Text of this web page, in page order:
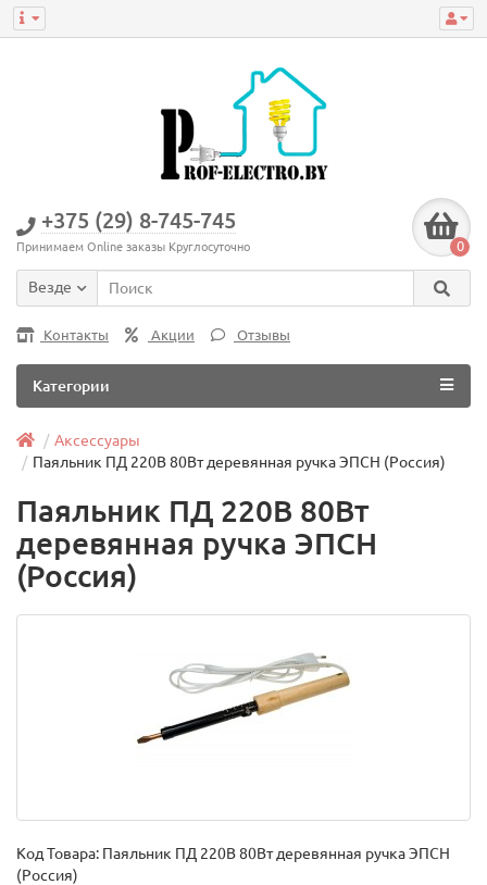
+375 (29) 8-745-745
Принимаем Online заказы Круглосуточно 0
Везде
Контакты Акции Отзывы
Категории
Аксессуары
Паяльник ПД 220В 80Вт деревянная ручка ЭПСН (Россия)
Паяльник ПД 220В 80Вт
деревянная ручка ЭПСН
(Россия)
Код Товара: Паяльник ПД 220В 80Вт деревянная ручка ЭПСН
(Россия)